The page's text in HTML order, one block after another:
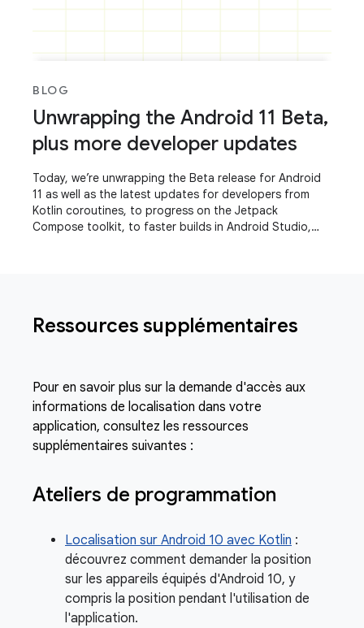
BLOG
Unwrapping the Android 11 Beta,
plus more developer updates
Today, we’re unwrapping the Beta release for Android
11 as well as the latest updates for developers from
Kotlin coroutines, to progress on the Jetpack
Compose toolkit, to faster builds in Android Studio,
Ressources supplémentaires
Pour en savoir plus sur la demande d'accès aux
informations de localisation dans votre
application, consultez les ressources
supplémentaires suivantes :
Ateliers de programmation
Localisation sur Android 10 avec Kotlin :
découvrez comment demander la position
sur les appareils équipés d'Android 10, y
compris la position pendant l'utilisation de
l'application.